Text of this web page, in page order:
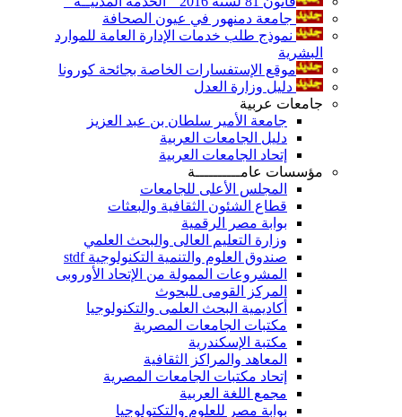
جامعة دمنهور في عيون الصحافة
نموذج طلب خدمات الإدارة العامة للموارد
البشرية
موقع الإستفسارات الخاصة بجائحة كورونا
دليل وزارة العدل
جامعات عربية
جامعة الأمير سلطان بن عبد العزيز
دليل الجامعات العربية
إتحاد الجامعات العربية
مؤسسات عامــــــــــة
المجلس الأعلى للجامعات
قطاع الشئون الثقافية والبعثات
بوابة مصر الرقمية
وزارة التعليم العالى والبحث العلمي
صندوق العلوم والتنمية التكنولوجية stdf
المشروعات الممولة من الإتحاد الأوروبى
المركز القومى للبحوث
أكاديمية البحث العلمى والتكنولوجيا
مكتبات الجامعات المصرية
مكتبة الإسكندرية
المعاهد والمراكز الثقافية
إتحاد مكتبات الجامعات المصرية
مجمع اللغة العربية
بوابة مصر للعلوم والتكتولوجيا